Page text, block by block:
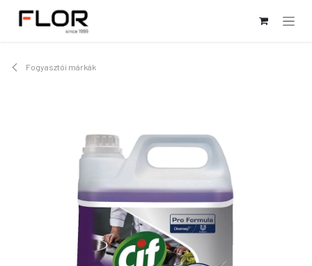
Fogyasztói márkák